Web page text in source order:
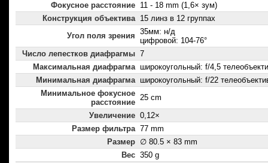
Фокусное расстояние 11 - 18 mm (1,6× зум)
Конструкция объектива 15 линз в 12 группах
Угол поля зрения 35мм: н/д
цифровой: 104-76°
Число лепестков диафрагмы 7
Максимальная диафрагма широкоугольный: f/4,5
Минимальная диафрагма широкоугольный: f/22
Минимальное фокусное
расстояние
25 cm
Увеличение 0,12×
Размер фильтра 77 mm
Размер ∅ 80.5 × 83 mm
Вес 350 g